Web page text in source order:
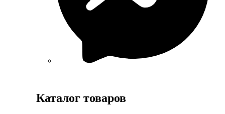
Каталог товаров